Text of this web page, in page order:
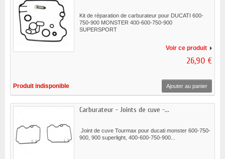
Kit de réparation de carburateur pour DUCATI 600-
750-900 MONSTER 400-600-750-900
SUPERSPORT
Voir ce produit
26,90 €
Produit indisponible Ajouter au panier
Carburateur - Joints de cuve -...
Joint de cuve Tourmax pour ducati monster 600-750-
900, 900 superlight, 400-600-750-900...